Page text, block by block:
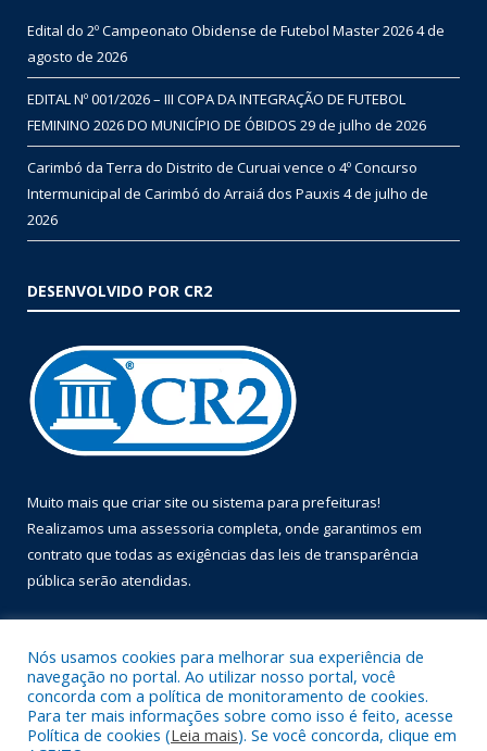
Edital do 2º Campeonato Obidense de Futebol Master 20264 de
agosto de 2026
EDITAL Nº 001/2026 – III COPA DA INTEGRAÇÃO DE FUTEBOL
FEMININO 2026 DO MUNICÍPIO DE ÓBIDOS 29 de julho de 2026
Carimbó da Terra do Distrito de Curuai vence o 4º Concurso
Intermunicipal de Carimbó do Arraiá dos Pauxis 4 de julho de
2026
DESENVOLVIDO POR CR2
Muito mais que criar site ou sistema para prefeituras!
Realizamos uma assessoria completa, onde garantimos em
contrato que todas as exigências das leis de transparência
pública serão atendidas.
Todos os direitos reservados a Prefeitura Municipal de Óbidos.
Nós usamos cookies para melhorar sua experiência de
navegação no portal. Ao utilizar nosso portal, você
concorda com a política de monitoramento de cookies.
Para ter mais informações sobre como isso é feito, acesse
Política de cookies (Leia mais). Se você concorda, clique em